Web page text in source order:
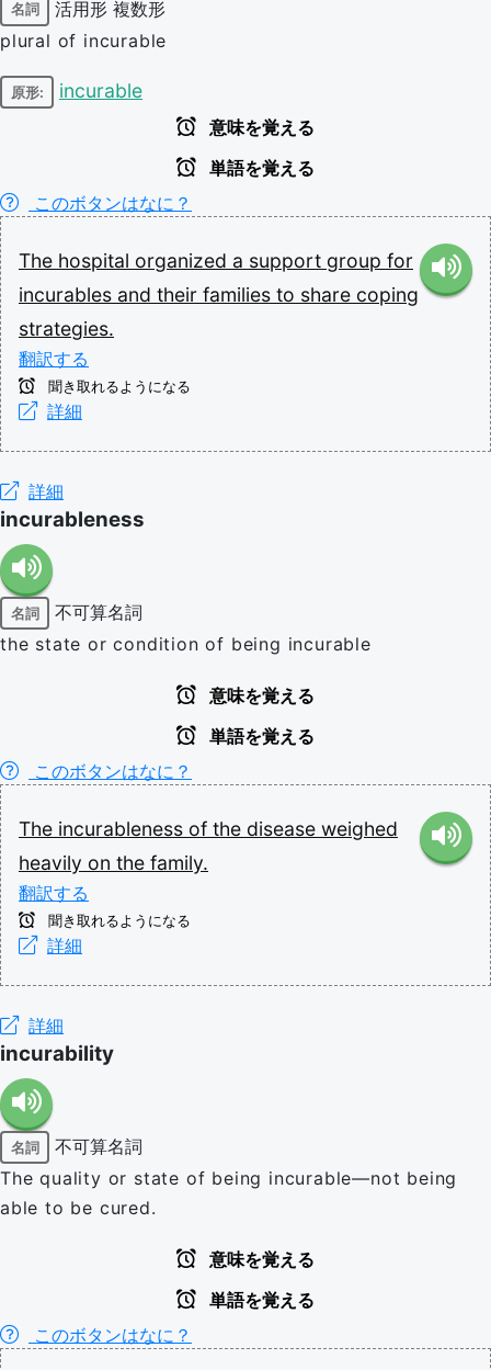
名詞 活用形 複数形
plural of incurable
原形: incurable
意味を覚える
単語を覚える
このボタンはなに？
The hospital organized a support group for
incurables and their families to share coping
strategies.
翻訳する
聞き取れるようになる
詳細
詳細
incurableness
名詞
不可算名詞
the state or condition of being incurable
意味を覚える
単語を覚える
このボタンはなに？
The incurableness of the disease weighed
heavily on the family.
翻訳する
聞き取れるようになる
詳細
詳細
incurability
名詞
不可算名詞
The quality or state of being incurable—not being
able to be cured.
意味を覚える
単語を覚える
このボタンはなに？